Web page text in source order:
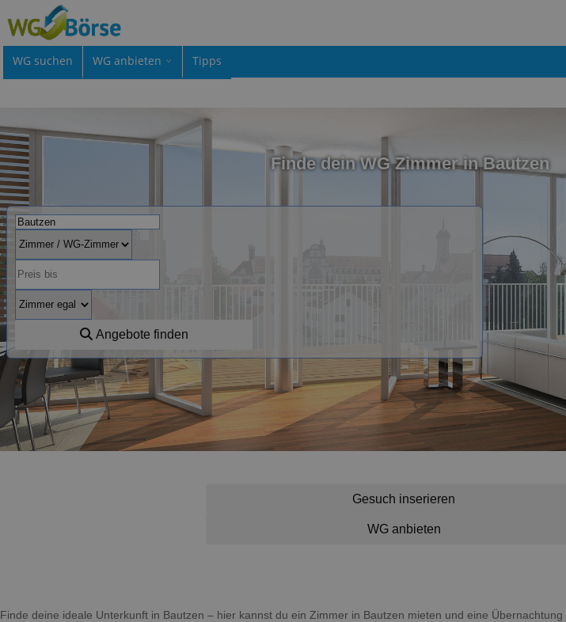
WG suchen WG anbieten Tipps
Finde dein WG Zimmer in Bautzen
Angebote finden
Gesuch inserieren
WG anbieten
Finde deine ideale Unterkunft in Bautzen – hier kannst du ein Zimmer in Bautzen mieten und eine